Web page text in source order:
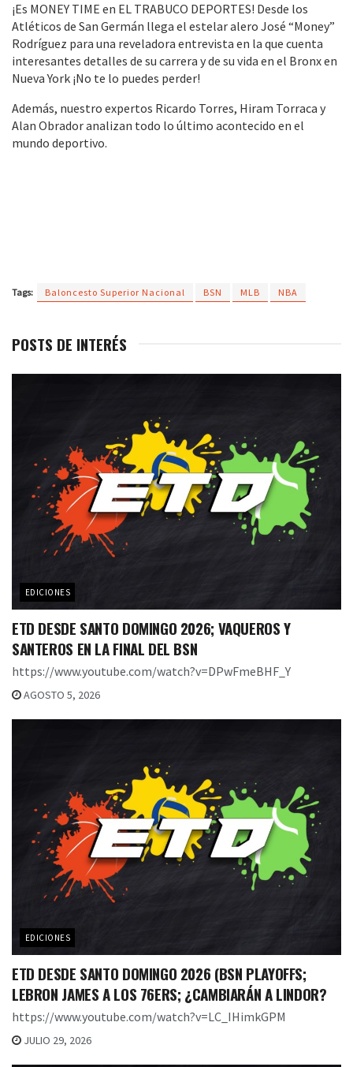
¡Es MONEY TIME en EL TRABUCO DEPORTES! Desde los
Atléticos de San Germán llega el estelar alero José “Money”
Rodríguez para una reveladora entrevista en la que cuenta
interesantes detalles de su carrera y de su vida en el Bronx en
Nueva York ¡No te lo puedes perder!
Además, nuestro expertos Ricardo Torres, Hiram Torraca y
Alan Obrador analizan todo lo último acontecido en el
mundo deportivo.
Tags: Baloncesto Superior Nacional BSN MLB NBA
POSTS DE INTERÉS
EDICIONES
ETD DESDE SANTO DOMINGO 2026; VAQUEROS Y
SANTEROS EN LA FINAL DEL BSN
https://www.youtube.com/watch?v=DPwFmeBHF_Y
AGOSTO 5, 2026
EDICIONES
ETD DESDE SANTO DOMINGO 2026 (BSN PLAYOFFS;
LEBRON JAMES A LOS 76ERS; ¿CAMBIARÁN A LINDOR?
https://www.youtube.com/watch?v=LC_IHimkGPM
JULIO 29, 2026